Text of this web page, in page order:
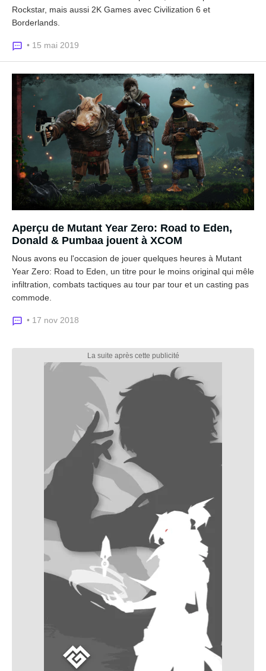
Rockstar, mais aussi 2K Games avec Civilization 6 et
Borderlands.
• 15 mai 2019
Aperçu de Mutant Year Zero: Road to Eden,
Donald & Pumbaa jouent à XCOM
Nous avons eu l'occasion de jouer quelques heures à Mutant
Year Zero: Road to Eden, un titre pour le moins original qui mêle
infiltration, combats tactiques au tour par tour et un casting pas
commode.
• 17 nov 2018